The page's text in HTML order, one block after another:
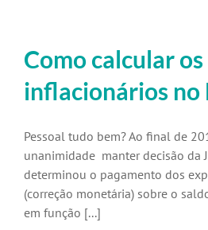
Como calcular
inflacionários no
Pessoal tudo bem? Ao final de
unanimidade manter decisão da
determinou o pagamento dos
(correção monetária) sobre o
em função [...]